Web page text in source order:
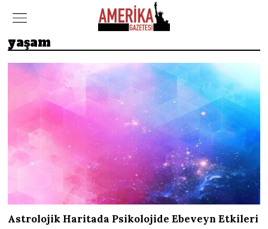
yaşam
Astrolojik Haritada Psikolojide Ebeveyn Etkileri